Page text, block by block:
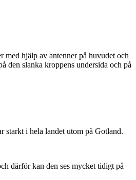
hjälp av antenner på huvudet och
den slanka kroppens undersida och på
starkt i hela landet utom på Gotland.
därför kan den ses mycket tidigt på